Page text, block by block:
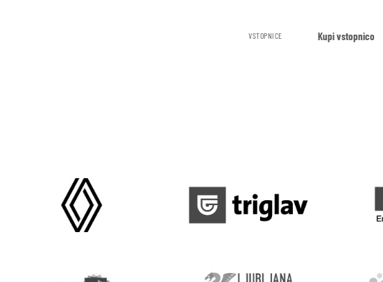
VSTOPNICE Kupi vstopnico